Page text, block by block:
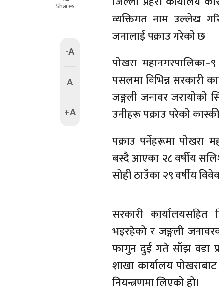
Shares
-A
A
+A
व्यक्तिगत नाम उल्लेख
जनालाई पक्राउ गरेको छ
पोखरा
पसलमा विभिन्न सरकारी
जङ्गली जनावर
उनीहरू पक्राउ परेको
पक्राउ पर्नेहरूमा पोखरा
बस्दै आएका २८ वर्षीय
सोही ठाउँका २९ वर्षीय
सरकारी
भइरहेको र जङ्गली
फागुन दुई गते साँझ वडा
शाखा कार्यालय
नियन्त्रणमा लिएको हो।